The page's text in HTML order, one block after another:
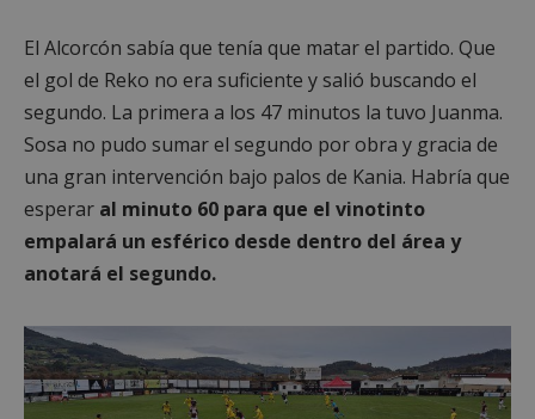
El Alcorcón sabía que tenía que matar el partido. Que
el gol de Reko no era suficiente y salió buscando el
segundo. La primera a los 47 minutos la tuvo Juanma.
Sosa no pudo sumar el segundo por obra y gracia de
una gran intervención bajo palos de Kania. Habría que
esperar al minuto 60 para que el vinotinto
empalará un esférico desde dentro del área y
anotará el segundo.